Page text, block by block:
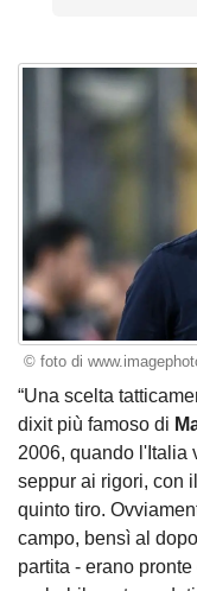
© foto di
“Una scelta
dixit più famoso di
2006, quando l'Italia
seppur ai rigori, con
quinto tiro.
campo, bensì al
partita - erano